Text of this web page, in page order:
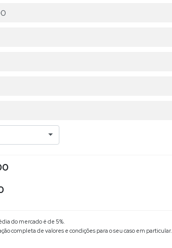
do mercado é de 5%.
completa de valores e condições para o seu caso em particular.